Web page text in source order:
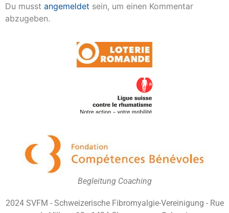
Du musst angemeldet sein, um einen Kommentar
abzugeben.
Begleitung Coaching
2024 SVFM - Schweizerische Fibromyalgie-Vereinigung - Rue